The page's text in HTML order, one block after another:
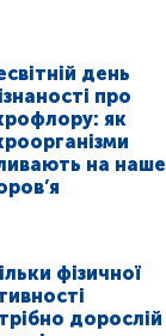
день
про
як
на наше
фізичної
дорослій